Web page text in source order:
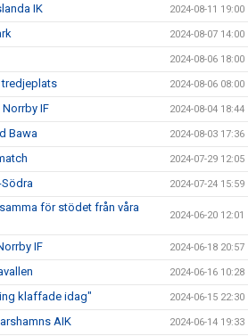
IK 2024-08-11 19:00
2024-08-07 14:00
2024-08-06 18:00
tredjeplats 2024-08-06 08:00
IF 2024-08-04 18:44
Bawa 2024-08-03 17:36
2024-07-29 12:05
2024-07-24 15:59
för stödet från våra
2024-06-20 12:01
IF 2024-06-18 20:57
2024-06-16 10:28
klaffade idag" 2024-06-15 22:30
AIK 2024-06-14 19:33